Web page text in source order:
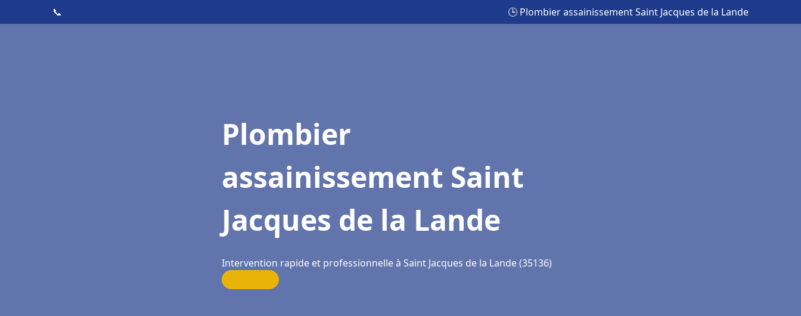
📞 🕒 Plombier assainissement Saint Jacques de la Lande
Plombier
assainissement Saint
Jacques de la Lande
Intervention rapide et professionnelle à Saint Jacques de la Lande (35136)